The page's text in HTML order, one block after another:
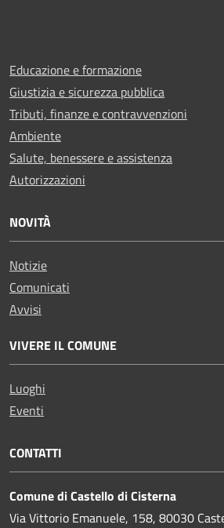
Educazione e formazione
Giustizia e sicurezza pubblica
Tributi, finanze e contravvenzioni
Ambiente
Salute, benessere e assistenza
Autorizzazioni
NOVITÀ
Notizie
Comunicati
Avvisi
VIVERE IL COMUNE
Luoghi
Eventi
CONTATTI
Comune di Castello di Cisterna
Via Vittorio Emanuele, 158, 80030